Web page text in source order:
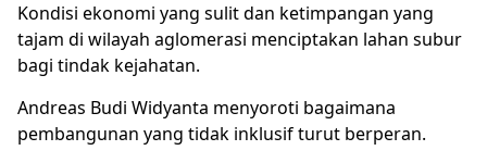
Kondisi ekonomi yang sulit dan ketimpangan yang
tajam di wilayah aglomerasi menciptakan lahan subur
bagi tindak kejahatan.
Andreas Budi Widyanta menyoroti bagaimana
pembangunan yang tidak inklusif turut berperan.